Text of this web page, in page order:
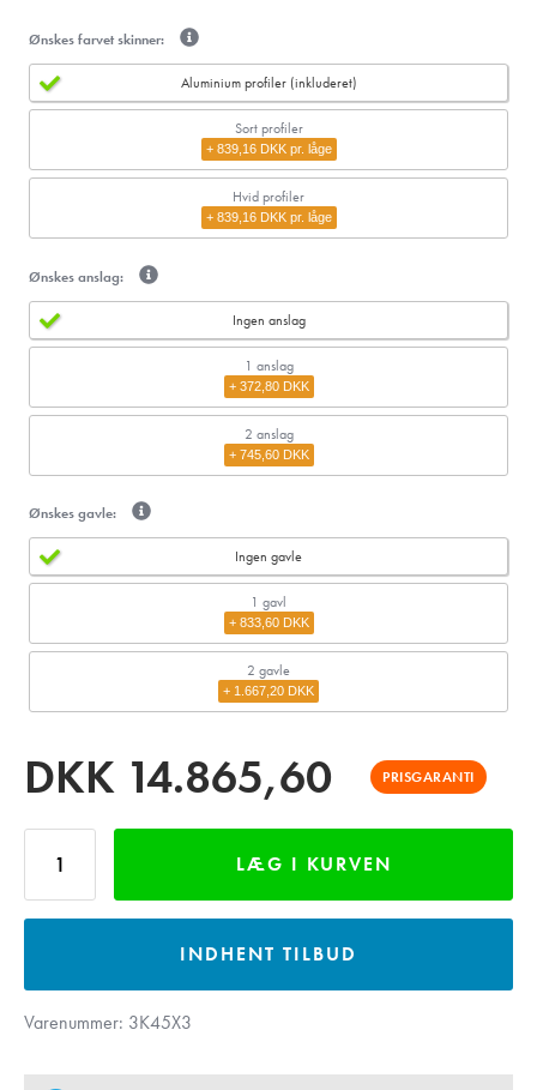
Ønskes farvet skinner:
Aluminium profiler (inkluderet)
Sort profiler
+ 839,16 DKK pr. låge
Hvid profiler
+ 839,16 DKK pr. låge
Ønskes anslag:
Ingen anslag
1 anslag
+ 372,80 DKK
2 anslag
+ 745,60 DKK
Ønskes gavle:
Ingen gavle
1 gavl
+ 833,60 DKK
2 gavle
+ 1.667,20 DKK
DKK 14.865,60 PRISGARANTI
LÆG I KURVEN
INDHENT TILBUD
Varenummer: 3K45X3